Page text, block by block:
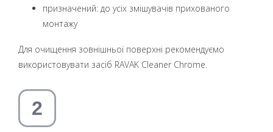
призначений: до усіх змішувачів прихованого
монтажу
Для очищення зовнішньої поверхні рекомендуємо
використовувати засіб RAVAK Cleaner Chrome.